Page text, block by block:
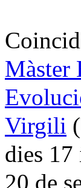
Màster
Virgili
dies 17
20 de